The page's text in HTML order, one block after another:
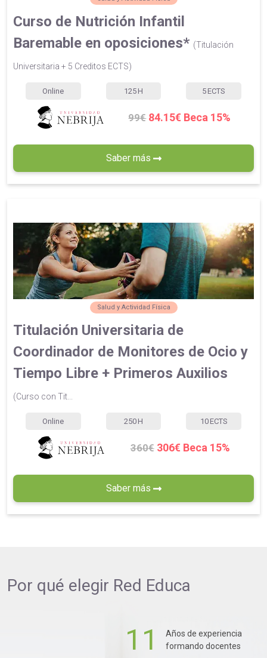
Curso de Nutrición Infantil
Baremable en oposiciones* (Titulación
Universitaria + 5 Creditos ECTS)
Online 125 H 5 ECTS
99€ 84.15€ Beca 15%
Saber más
Salud y Actividad Física
Titulación Universitaria de
Coordinador de Monitores de Ocio y
Tiempo Libre + Primeros Auxilios
(Curso con Tit...
Online 250 H 10 ECTS
360€ 306€ Beca 15%
Saber más
Por qué elegir Red Educa
11
Años de experiencia
formando docentes